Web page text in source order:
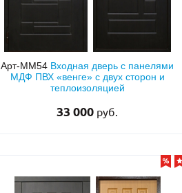
Арт-ММ54 Входная дверь с панелями
МДФ ПВХ «венге» с двух сторон и
теплоизоляцией
33 000 руб.